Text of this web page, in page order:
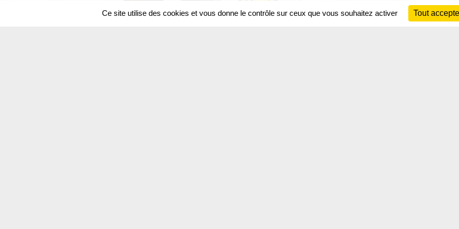
Ce site utilise des cookies et vous donne le contrôle sur ceux que vous souhaitez activer Tout